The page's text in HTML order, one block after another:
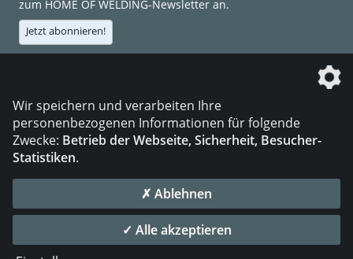
zum HOME OF WELDING-Newsletter an.
Jetzt abonnieren!
© 2026 DVS Media GmbH
Datenschutzeinstellungen
Wir speichern und verarbeiten Ihre
personenbezogenen Informationen für folgende
Zwecke: Betrieb der Webseite, Sicherheit, Besucher-
Statistiken.
✗ Ablehnen
✓ Alle akzeptieren